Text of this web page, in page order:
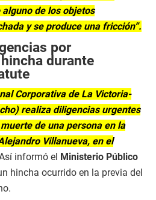
de los objetos
y se produce una fricción”.
por
durante
Corporativa de La Victoria-
realiza diligencias urgentes
de una persona en la
Villanueva, en el
informó el Ministerio Público
hincha ocurrido en la previa del